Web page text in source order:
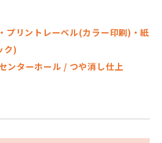
プリントレーベル(カラー印刷)・紙
ク)
ンターホール / つや消し仕上